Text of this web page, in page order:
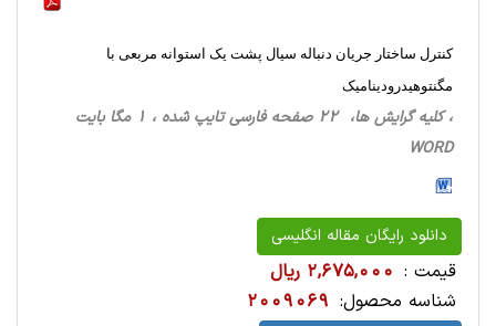
کنترل ساختار جریان دنباله سیال پشت یک استوانه مربعی با
مگنتوهیدرودینامیک
، کلیه گرایش ها، 22 صفحه فارسی تایپ شده ، 1 مگا بایت
WORD
دانلود رایگان مقاله انگلیسی
قیمت : 2,675,000 ریال
شناسه محصول: 2009069